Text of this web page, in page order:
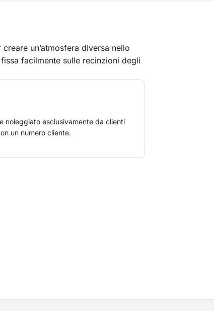
un’atmosfera diversa nello
facilmente sulle recinzioni degli
noleggiato esclusivamente da clienti
un numero cliente.